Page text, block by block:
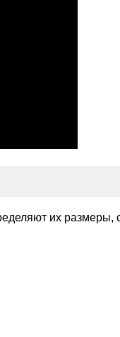
их размеры,